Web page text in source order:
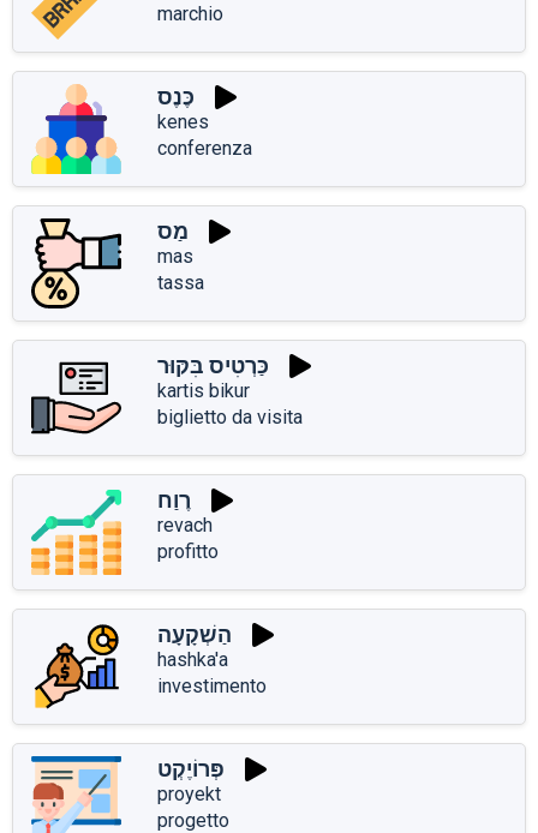
marchio
כֶּנֶס
kenes
conferenza
מַס
mas
tassa
כַּרְטִיס בִּקּוּר
kartis bikur
biglietto da visita
רֶוַח
revach
profitto
הַשְׁקָעָה
hashka'a
investimento
פְּרוֹיֶקְט
proyekt
progetto